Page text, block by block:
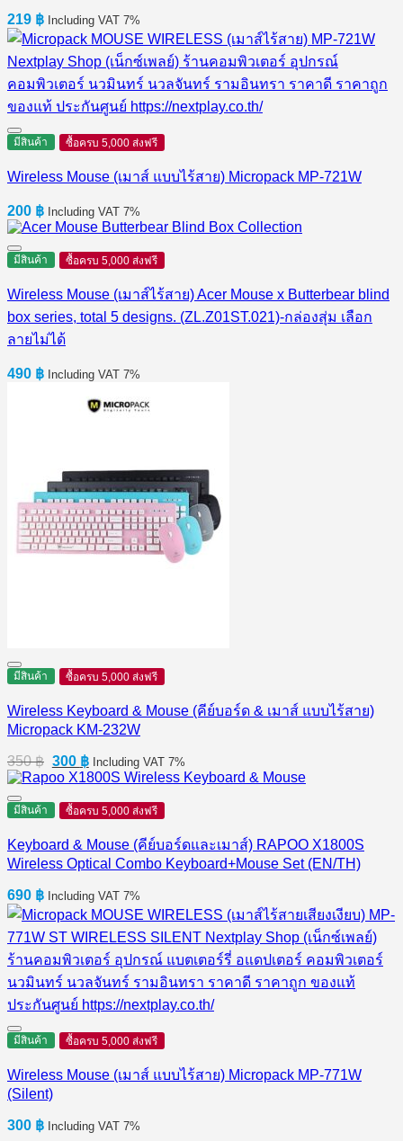
219 ฿ Including VAT 7%
มีสินค้า ซื้อครบ 5,000 ส่งฟรี
Wireless Mouse (เมาส์ แบบไร้สาย) Micropack MP-721W
200 ฿ Including VAT 7%
มีสินค้า ซื้อครบ 5,000 ส่งฟรี
Wireless Mouse (เมาส์ไร้สาย) Acer Mouse x Butterbear blind
box series, total 5 designs. (ZL.Z01ST.021)-กล่องสุ่ม เลือก
ลายไม่ได้
490 ฿ Including VAT 7%
มีสินค้า ซื้อครบ 5,000 ส่งฟรี
Wireless Keyboard & Mouse (คีย์บอร์ด & เมาส์ แบบไร้สาย)
Micropack KM-232W
350฿ Original
price
350 ฿.
300 ฿Current
price
300 ฿.
Including VAT 7%
มีสินค้า ซื้อครบ 5,000 ส่งฟรี
Keyboard & Mouse (คีย์บอร์ดและเมาส์) RAPOO X1800S
Wireless Optical Combo Keyboard+Mouse Set (EN/TH)
690 ฿ Including VAT 7%
มีสินค้า ซื้อครบ 5,000 ส่งฟรี
Wireless Mouse (เมาส์ แบบไร้สาย) Micropack MP-771W
(Silent)
300 ฿ Including VAT 7%